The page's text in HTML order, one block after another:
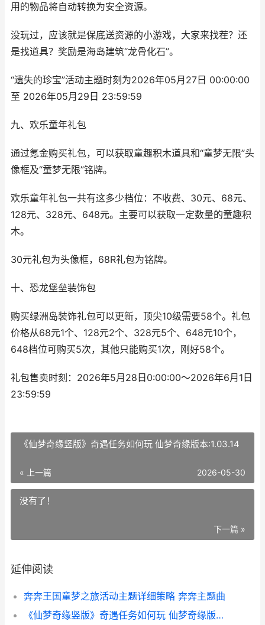
用的物品将自动转换为安全资源。
没玩过，应该就是保底送资源的小游戏，大家来找茬？还
是找道具？奖励是海岛建筑“龙骨化石”。
“遗失的珍宝”活动主题时刻为2026年05月27日 00:00:00
至 2026年05月29日 23:59:59
九、欢乐童年礼包
通过氪金购买礼包，可以获取童趣积木道具和“童梦无限”头
像框及“童梦无限”铭牌。
欢乐童年礼包一共有这多少档位：不收费、30元、68元、
128元、328元、648元。主要可以获取一定数量的童趣积
木。
30元礼包为头像框，68R礼包为铭牌。
十、恐龙堡垒装饰包
购买绿洲岛装饰礼包可以更新，顶尖10级需要58个。礼包
价格从68元1个、128元2个、328元5个、648元10个，
648档位可购买5次，其他只能购买1次，刚好58个。
礼包售卖时刻：2026年5月28日0:00:00～2026年6月1日
23:59:59
《仙梦奇缘竖版》奇遇任务如何玩 仙梦奇缘版本:1.03.14
« 上一篇 2026-05-30
没有了！
下一篇 »
延伸阅读
奔奔王国童梦之旅活动主题详细策略 奔奔主题曲
《仙梦奇缘竖版》奇遇任务如何玩 仙梦奇缘版本:1.03.14